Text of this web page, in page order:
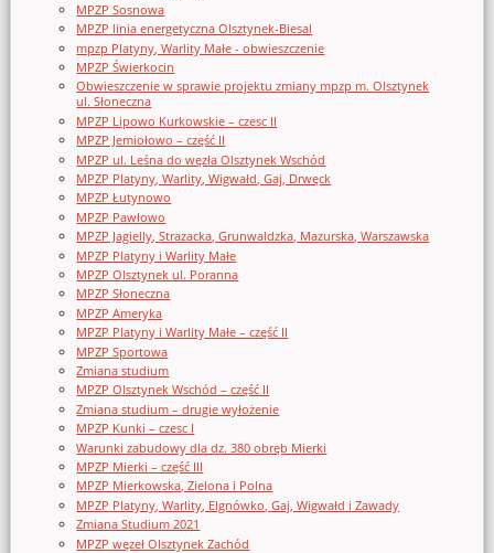
MPZP Sosnowa
MPZP linia energetyczna Olsztynek-Biesal
mpzp Platyny, Warlity Małe - obwieszczenie
MPZP Świerkocin
Obwieszczenie w sprawie projektu zmiany mpzp m. Olsztynek
ul. Słoneczna
MPZP Lipowo Kurkowskie – czesc II
MPZP Jemiołowo – część II
MPZP ul. Leśna do węzła Olsztynek Wschód
MPZP Platyny, Warlity, Wigwałd, Gaj, Drwęck
MPZP Łutynowo
MPZP Pawłowo
MPZP Jagielly, Strazacka, Grunwaldzka, Mazurska, Warszawska
MPZP Platyny i Warlity Małe
MPZP Olsztynek ul. Poranna
MPZP Słoneczna
MPZP Ameryka
MPZP Platyny i Warlity Małe – część II
MPZP Sportowa
Zmiana studium
MPZP Olsztynek Wschód – część II
Zmiana studium – drugie wyłożenie
MPZP Kunki – czesc I
Warunki zabudowy dla dz. 380 obręb Mierki
MPZP Mierki – część III
MPZP Mierkowska, Zielona i Polna
MPZP Platyny, Warlity, Elgnówko, Gaj, Wigwałd i Zawady
Zmiana Studium 2021
MPZP węzeł Olsztynek Zachód